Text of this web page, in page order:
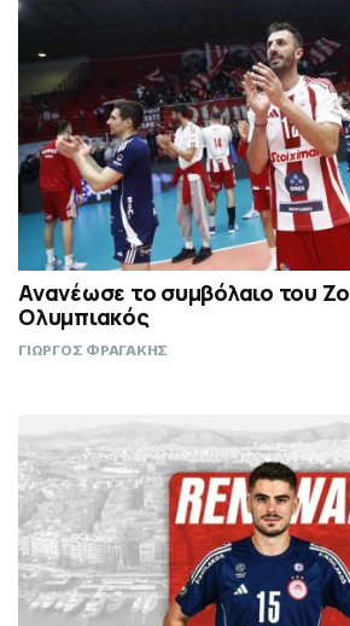
Ανανέωσε το συμβόλαιο του
Ολυμπιακός
ΓΙΩΡΓΟΣ ΦΡΑΓΑΚΗΣ